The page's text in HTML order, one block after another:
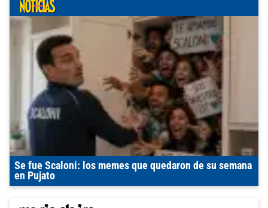
Se fue Scaloni: los memes que quedaron de su semana
en Pujato